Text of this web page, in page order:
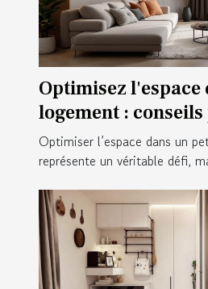
Optimisez
logement :
Optimiser l’espace dans un
représente un véritable défi,